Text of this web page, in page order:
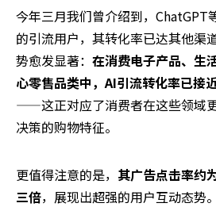
今年三月我们曾介绍到，ChatGPT
的引流用户，其转化率已达其他渠
势愈发显著： 在消费电子产品、生
心零售品类中，AI引流转化率已接
——这正对应了消费者在这些领域
决策的购物特征。
更值得注意的是， 其广告点击率约
三倍，展现出超强的用户互动态势。